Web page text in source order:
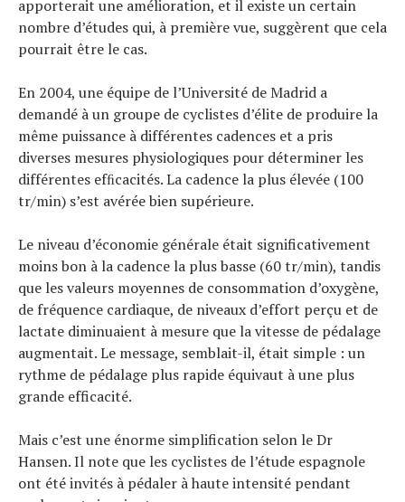
apporterait une amélioration, et il existe un certain
nombre d’études qui, à première vue, suggèrent que cela
pourrait être le cas.
En 2004, une équipe de l’Université de Madrid a
demandé à un groupe de cyclistes d’élite de produire la
même puissance à différentes cadences et a pris
diverses mesures physiologiques pour déterminer les
différentes efﬁcacités. La cadence la plus élevée (100
tr/min) s’est avérée bien supérieure.
Le niveau d’économie générale était significativement
moins bon à la cadence la plus basse (60 tr/min), tandis
que les valeurs moyennes de consommation d’oxygène,
de fréquence cardiaque, de niveaux d’effort perçu et de
lactate diminuaient à mesure que la vitesse de pédalage
augmentait. Le message, semblait-il, était simple : un
rythme de pédalage plus rapide équivaut à une plus
grande efficacité.
Mais c’est une énorme simplification selon le Dr
Hansen. Il note que les cyclistes de l’étude espagnole
ont été invités à pédaler à haute intensité pendant